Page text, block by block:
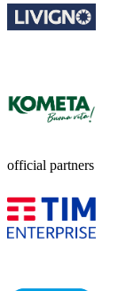
official partners